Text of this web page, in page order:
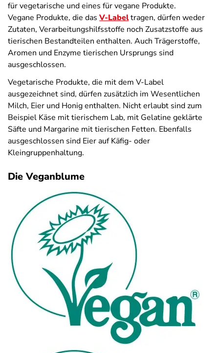
für vegetarische und eines für vegane Produkte.
Vegane Produkte, die das V-Labeltragen, dürfen weder
Zutaten, Verarbeitungshilfsstoffe noch Zusatzstoffe aus
tierischen Bestandteilen enthalten. Auch Trägerstoffe,
Aromen und Enzyme tierischen Ursprungs sind
ausgeschlossen.
Vegetarische Produkte, die mit dem V-Label
ausgezeichnet sind, dürfen zusätzlich im Wesentlichen
Milch, Eier und Honig enthalten. Nicht erlaubt sind zum
Beispiel Käse mit tierischem Lab, mit Gelatine geklärte
Säfte und Margarine mit tierischen Fetten. Ebenfalls
ausgeschlossen sind Eier auf Käfig- oder
Kleingruppenhaltung.
Die Veganblume